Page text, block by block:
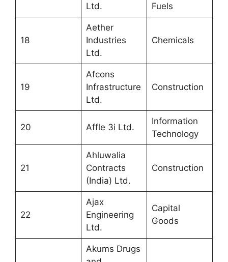
Ltd.
Fuels
18
Aether
Industries
Ltd.
Chemicals
19
Afcons
Infrastructure
Ltd.
Construction
20 Affle 3i Ltd.
Information
Technology
21
Ahluwalia
Contracts
(India) Ltd.
Construction
22
Ajax
Engineering
Ltd.
Capital
Goods
Akums Drugs